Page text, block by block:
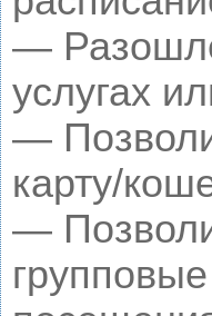
—
услугах
—
карту/
—